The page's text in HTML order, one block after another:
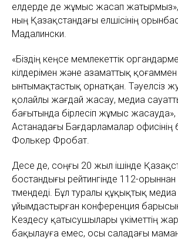
елдерде де жұмыс жасап жатырмыз», -
ның Қазақстандағы елшісінің
Мадалински.
«Біздің кеңсе мемлекеттік
өкілдерімен және азаматтық
ынтымақтастық орнатқан. Тәуелсіз
қолайлы жағдай жасау, медиа
бағытында бірлесіп жұмыс жасауда»,
Астанадағы Бағдарламалар
Фолькер Фробат.
Десе де, соңғы 20 жыл ішінде
бостандығы рейтингінде 112-
төмендеді. Бұл туралы құқықтық
ұйымдастырған конференция
Кездесу қатысушылары үкіметтің
бақылауға емес, осы саладағы